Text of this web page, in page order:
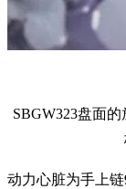
SBGW323盘面
动力心脏为手上